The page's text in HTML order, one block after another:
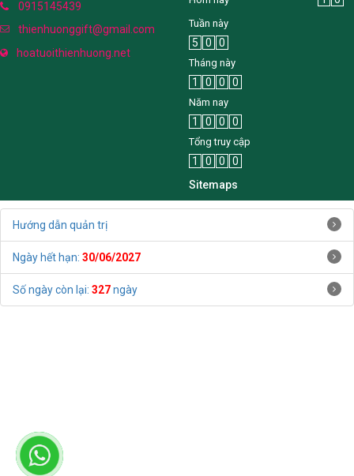
thienhuonggift@gmail.com
hoatuoithienhuong.net
Hôm nay 1 0
Tuần này
5 0 0
Tháng này
1 0 0 0
Năm nay
1 0 0 0
Tổng truy cập
1 0 0 0
Sitemaps
Hướng dẫn quản trị
Ngày hết hạn:
Số ngày còn lại: ngày